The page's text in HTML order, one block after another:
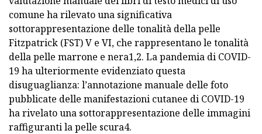
comune ha rilevato una significativa
sottorappresentazione delle tonalità della pelle
Fitzpatrick (FST) V e VI, che rappresentano le tonalità
della pelle marrone e nera1,2. La pandemia di COVID-
19 ha ulteriormente evidenziato questa
disuguaglianza: l’annotazione manuale delle foto
pubblicate delle manifestazioni cutanee di COVID-19
ha rivelato una sottorappresentazione delle immagini
raffiguranti la pelle scura4.